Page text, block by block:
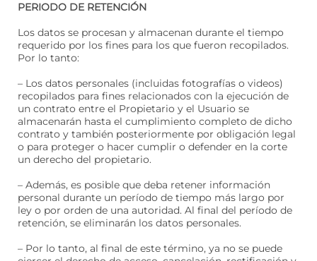
PERIODO DE RETENCIÓN
Los datos se procesan y almacenan durante el tiempo
requerido por los fines para los que fueron recopilados.
Por lo tanto:
– Los datos personales (incluidas fotografías o videos)
recopilados para fines relacionados con la ejecución de
un contrato entre el Propietario y el Usuario se
almacenarán hasta el cumplimiento completo de dicho
contrato y también posteriormente por obligación legal
o para proteger o hacer cumplir o defender en la corte
un derecho del propietario.
– Además, es posible que deba retener información
personal durante un período de tiempo más largo por
ley o por orden de una autoridad. Al final del período de
retención, se eliminarán los datos personales.
– Por lo tanto, al final de este término, ya no se puede